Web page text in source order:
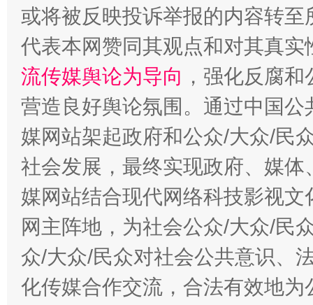
这是一记警钟！ 谢
或将被反映投诉举报的内容转
代表本网赞同其观点和对其真实
流传媒舆论为导向 ，强化反腐
营造良好舆论氛围。通过中国
媒网站架起政府和公众/大众/民
社会发展，最终实现政府、媒
媒网站结合现代网络科技影视
网主阵地，为社会公众/大众/民
众/大众/民众对社会公共意识、
化传媒合作交流，合法有效地